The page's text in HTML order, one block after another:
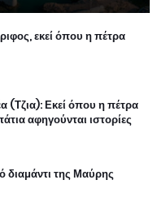
εκεί όπου η πέτρα
Εκεί όπου η πέτρα
αφηγούνται ιστορίες
της Μαύρης